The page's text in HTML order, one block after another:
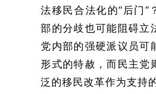
法移民合法化的“后门”
部的分歧也可能阻碍立
党内部的强硬派议员可
形式的特赦，而民主党
泛的移民改革作为支持